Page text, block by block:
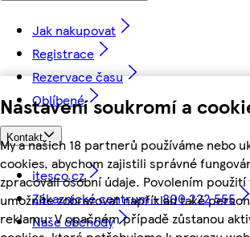
Nastavení soukromí a
My a našich 18 partnerů používáme nebo
cookies, abychom zajistili správné
zpracovali osobní údaje. Povolením
umožníte zobrazovat například také
reklamu. V opačném případě zůstanou
Jak nakupovat
Registrace
Rezervace času
Oblíbené
Kontakt
itesco.cz
Zákaznické centrum - 800 222 555
Naše obchody